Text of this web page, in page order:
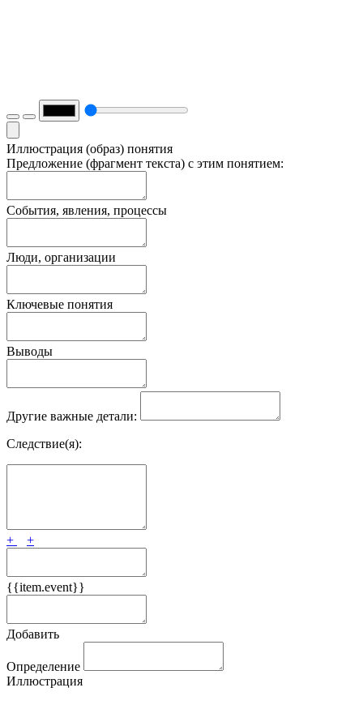
Иллюстрация (образ) понятия
Предложение (фрагмент текста) с этим понятием:
События, явления, процессы
Люди, организации
Ключевые понятия
Выводы
Другие важные детали:
Следствие(я):
+ +
{{item.event}}
Добавить
Определение
Иллюстрация